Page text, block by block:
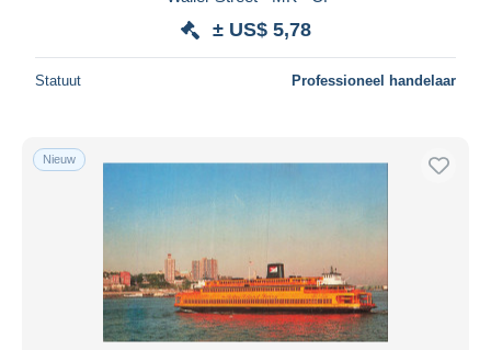
± US$ 5,78
Statuut Professioneel handelaar
Nieuw